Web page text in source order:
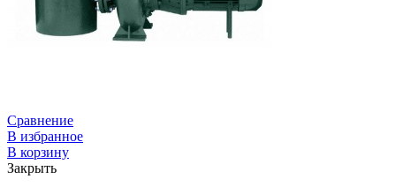
Сравнение
В избранное
В корзину
Закрыть